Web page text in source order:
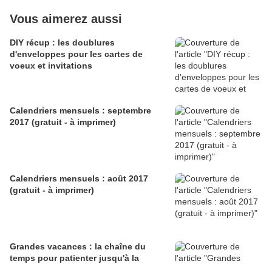
Vous aimerez aussi
DIY récup : les doublures
d'enveloppes pour les cartes de
voeux et invitations
Calendriers mensuels : septembre
2017 (gratuit - à imprimer)
Calendriers mensuels : août 2017
(gratuit - à imprimer)
Grandes vacances : la chaîne du
temps pour patienter jusqu'à la